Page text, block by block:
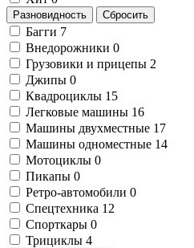
Разновидность Сбросить
Багги 7
Внедорожники 0
Грузовики и прицепы 2
Джипы 0
Квадроциклы 15
Легковые машины 16
Машины двухместные 17
Машины одноместные 14
Мотоциклы 0
Пикапы 0
Ретро-автомобили 0
Спецтехника 12
Спорткары 0
Трициклы 4